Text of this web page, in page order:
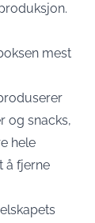
mest
og snacks,
hele
å fjerne